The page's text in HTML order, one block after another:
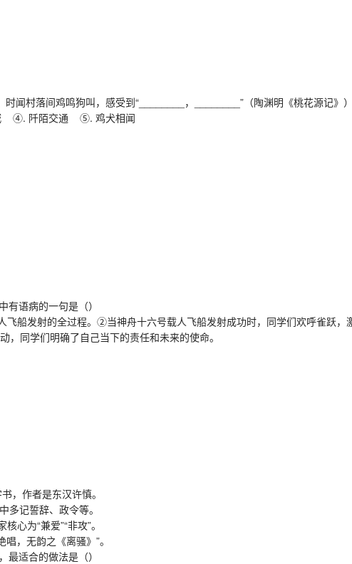
村落间鸡鸣狗叫，感受到“________，________”（陶渊明《桃花源记》）
阡陌交通 ⑤. 鸡犬相闻
语病的一句是（）
发射的全过程。②当神舟十六号载人飞船发射成功时，同学们欢呼雀跃，
同学们明确了自己当下的责任和未来的使命。
作者是东汉许慎。
记誓辞、政令等。
心为“兼爱”“非攻”。
，无韵之《离骚》”。
适合的做法是（）